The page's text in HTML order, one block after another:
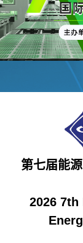
第七届能
2026